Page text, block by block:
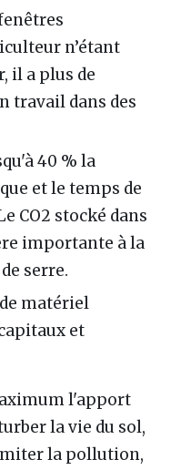
n’étant
il a plus de
travail dans des
40 % la
et le temps de
CO2 stocké dans
importante à la
serre.
matériel
et
l'apport
la vie du sol,
la pollution,